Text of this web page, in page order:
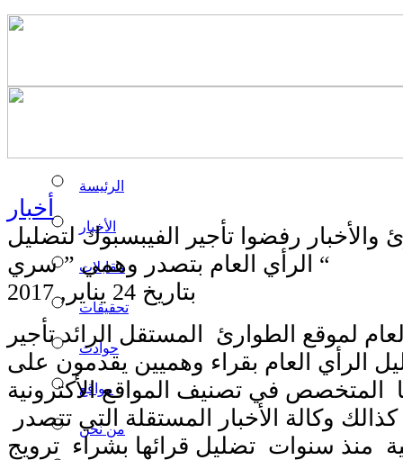
الرئيسة
الأخبار
مقابلات
تحقيقات
حوادث
مواقع
من نحن
أخبار
رفضوا تأجير الفيبسبوك لتضليل
الرأي العام بتصدر وهمي ” سري “
بتاريخ 24 يناير, 2017
لموقع الطوارئ المستقل الرائد تأجير
الرأي العام بقراء وهميين يقدمون على
المتخصص في تصنيف المواقع الأكترونية
وكالة الأخبار المستقلة التي تتصدر
منذ سنوات تضليل قرائها بشراء ترويج